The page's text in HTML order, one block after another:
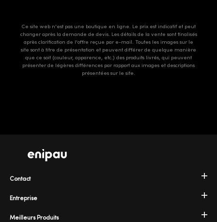
Ce site web n'est pas une boutique en ligne. Le prix est indicatif et peut
changer après la demande de devis. Les détails de la vente sont finalisés
après clarification de l'offre reçue par e-mail. Toutes les images sur le
site sont à titre de présentation et peuvent différer de quelque manière
que ce soit (couleur, apparence, etc.) des produits livrés, qui peuvent
présenter de légères différences par rapport aux images et descriptions
présentées sur le site.
Entreprise
Meilleurs Produits
Contact